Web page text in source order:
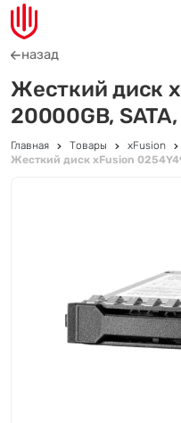
назад
Жесткий диск
20000GB,
Главная Товары
xFusion
Жесткий диск xFusion